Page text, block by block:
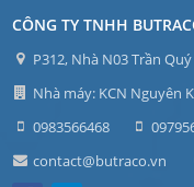
CÔNG TY TNHH
P312, Nhà N03 Trần
Nhà máy: KCN Nguyên
0983566468
contact@butraco.vn